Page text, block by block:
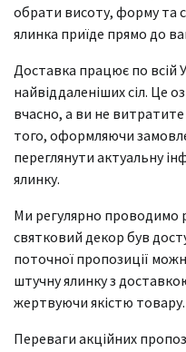
обрати висоту, форму та
ялинка приїде прямо до
Доставка працює по всій
найвіддаленіших сіл. Це
вчасно, а ви не витратите
того, оформляючи
переглянути актуальну
ялинку.
Ми регулярно проводимо
святковий декор був
поточної пропозиції
штучну ялинку з
жертвуючи якістю товару.
Переваги акційних